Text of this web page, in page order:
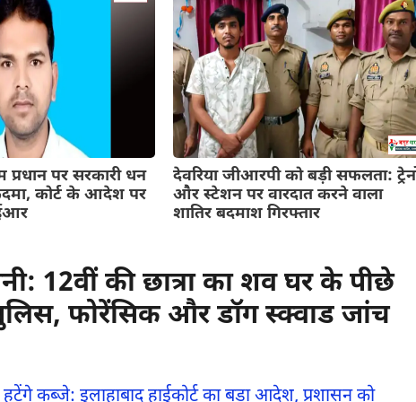
प्रधान पर सरकारी धन
कोर्ट के आदेश पर
देवरिया जीआरपी को बड़ी सफलता:
और स्टेशन पर वारदात करने वाला
शातिर बदमाश गिरफ्तार
12वीं की छात्रा का शव घर के पीछे
फोरेंसिक और डॉग स्क्वाड जांच
कब्जे: इलाहाबाद हाईकोर्ट का बड़ा आदेश, प्रशासन को